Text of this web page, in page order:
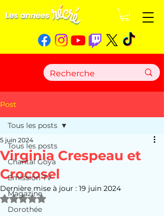
Post
Tous les posts
Chantal Goya
Emission TV
Magazine
Dorothée
Tous les posts
Virginia Crespeau et
Crocosel
5 juin 2024
Dernière mise à jour : 19 juin 2024
Noté NaN étoiles sur 5.